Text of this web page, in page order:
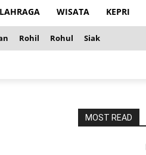
WISATA KEPRI
Rohil Rohul Siak
MOST READ